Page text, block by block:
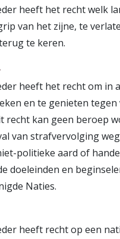
heeft het recht welk
van het zijne, te
te keren.
heeft het recht om in
en te genieten tegen
recht kan geen beroep
van strafvervolging
politieke aard of
doeleinden en
Naties.
heeft recht op een